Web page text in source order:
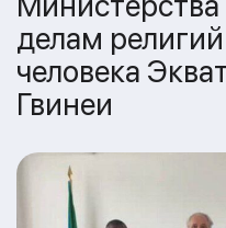
делам
человека
Гвинеи